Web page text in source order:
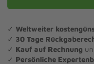
✓ Weltweiter
✓ 30 Tage
✓ Kauf auf Rechnung
✓ Persönliche